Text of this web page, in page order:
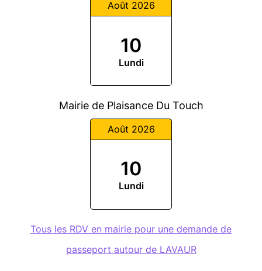
Août 2026
10
Lundi
Mairie de Plaisance Du Touch
Août 2026
10
Lundi
Tous les RDV en mairie pour une demande de
passeport autour de LAVAUR